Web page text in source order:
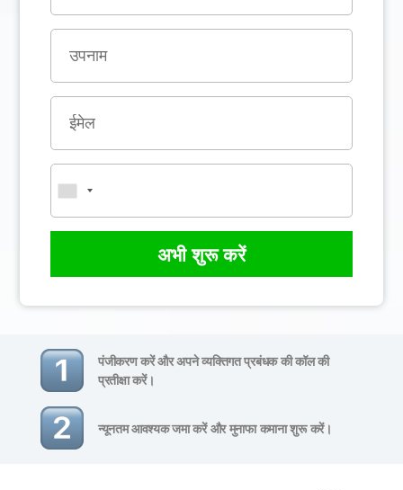
अभी शुरू करें
पंजीकरण करें और अपने व्यक्तिगत प्रबंधक की कॉल की
प्रतीक्षा करें।
न्यूनतम आवश्यक जमा करें और मुनाफा कमाना शुरू करें।